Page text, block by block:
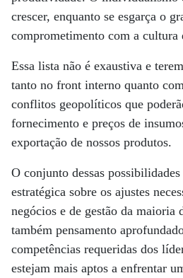
crescer, enquanto se esgarça o
comprometimento com a cultura
Essa lista não é exaustiva e
tanto no front interno quanto
conflitos geopolíticos que
fornecimento e preços de
exportação de nossos produtos.
O conjunto dessas
estratégica sobre os ajustes
negócios e de gestão da maioria
também pensamento
competências requeridas dos
estejam mais aptos a enfrentar